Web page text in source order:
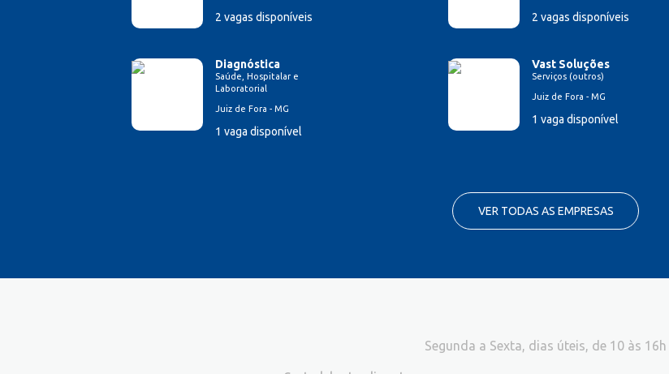
2 vagas disponíveis 2 vagas disponíveis
Diagnóstica
Saúde, Hospitalar e
Laboratorial
Juiz de Fora - MG
1 vaga disponível
Vast Soluções
Serviços (outros)
Juiz de Fora - MG
1 vaga disponível
VER TODAS AS EMPRESAS
Segunda a Sexta, dias úteis, de 10 às 16h